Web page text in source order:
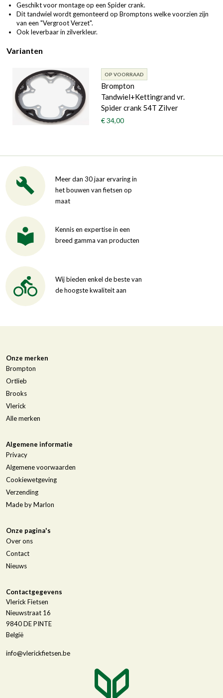
Geschikt voor montage op een Spider crank.
Dit tandwiel wordt gemonteerd op Bromptons welke voorzien zijn
van een "Vergroot Verzet".
Ook leverbaar in zilverkleur.
Varianten
OP VOORRAAD
Brompton
Tandwiel+Kettingrand vr.
Spider crank 54T Zilver
€ 34,00
Meer dan 30 jaar ervaring in
het bouwen van fietsen op
maat
Kennis en expertise in een
breed gamma van producten
Wij bieden enkel de beste van
de hoogste kwaliteit aan
Onze merken
Brompton
Ortlieb
Brooks
Vlerick
Alle merken
Algemene informatie
Privacy
Algemene voorwaarden
Cookiewetgeving
Verzending
Made by Marlon
Onze pagina's
Over ons
Contact
Nieuws
Contactgegevens
Vlerick Fietsen
Nieuwstraat 16
9840DE PINTE
België
info@vlerickfietsen.be